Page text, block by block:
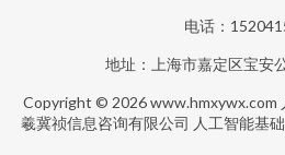
电话：
地址：上海市嘉定区宝安
Copyright © 2026www.hmxywx.com
羲冀祯信息咨询有限公司 人工智能基